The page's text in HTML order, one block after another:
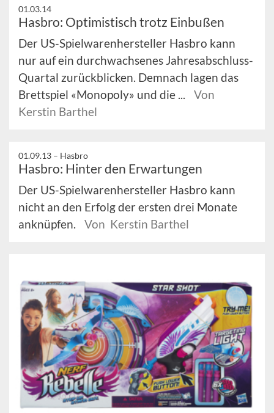
01.03.14
Hasbro: Optimistisch trotz Einbußen
Der US-Spielwarenhersteller Hasbro kann
nur auf ein durchwachsenes Jahresabschluss-
Quartal zurückblicken. Demnach lagen das
Brettspiel «Monopoly» und die ...
Von
Kerstin Barthel
01.09.13 – Hasbro
Hasbro: Hinter den Erwartungen
Der US-Spielwarenhersteller Hasbro kann
nicht an den Erfolg der ersten drei Monate
anknüpfen.
Von Kerstin Barthel